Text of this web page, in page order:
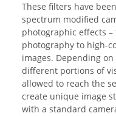
These filters have
spectrum modified
photographic effects
photography to high-
images. Depending
different portions of
allowed to reach the
create unique image
with a standard